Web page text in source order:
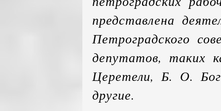
представлена
Петроградского
депутатов, таких
Церетели, Б. О.
другие.